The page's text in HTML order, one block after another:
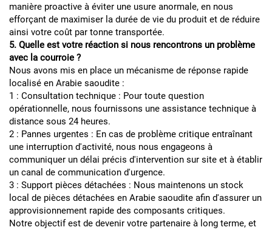
manière proactive à éviter une usure anormale, en nous
efforçant de maximiser la durée de vie du produit et de réduire
ainsi votre coût par tonne transportée.
5. Quelle est votre réaction si nous rencontrons un problème
avec la courroie ?
Nous avons mis en place un mécanisme de réponse rapide
localisé en Arabie saoudite :
1 : Consultation technique : Pour toute question
opérationnelle, nous fournissons une assistance technique à
distance sous 24 heures.
2 : Pannes urgentes : En cas de problème critique entraînant
une interruption d'activité, nous nous engageons à
communiquer un délai précis d'intervention sur site et à établir
un canal de communication d'urgence.
3 : Support pièces détachées : Nous maintenons un stock
local de pièces détachées en Arabie saoudite afin d'assurer un
approvisionnement rapide des composants critiques.
Notre objectif est de devenir votre partenaire à long terme, et